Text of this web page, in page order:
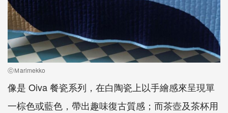
ⓒＭarimekko
像是 Oiva 餐瓷系列，在白陶瓷上以手繪感來呈現單
一棕色或藍色，帶出趣味復古質感；而茶壺及茶杯用